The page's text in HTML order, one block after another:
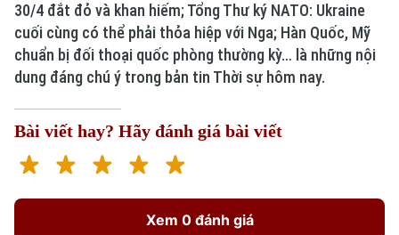
Xu hướng
30/4 đắt đỏ và khan hiếm; Tổng Thư ký NATO: Ukraine
cuối cùng có thể phải thỏa hiệp với Nga; Hàn Quốc, Mỹ
chuẩn bị đối thoại quốc phòng thường kỳ… là những nội
dung đáng chú ý trong bản tin Thời sự hôm nay.
Bài viết hay? Hãy đánh giá bài viết
Xem 0 đánh giá